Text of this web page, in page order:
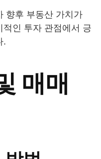
향후 부동산 가치가
인 투자 관점에서 긍
.
매매